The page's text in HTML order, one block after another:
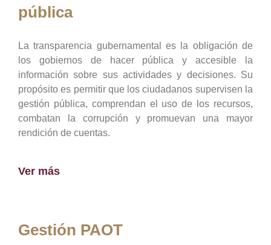
pública
La transparencia gubernamental es la obligación de
los gobiernos de hacer pública y accesible la
información sobre sus actividades y decisiones. Su
propósito es permitir que los ciudadanos supervisen la
gestión pública, comprendan el uso de los recursos,
combatan la corrupción y promuevan una mayor
rendición de cuentas.
Ver más
Gestión PAOT